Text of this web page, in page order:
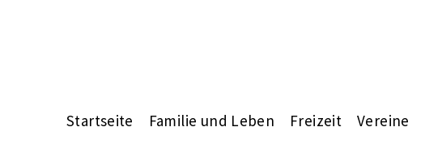
Startseite Familie und Leben Freizeit Vereine